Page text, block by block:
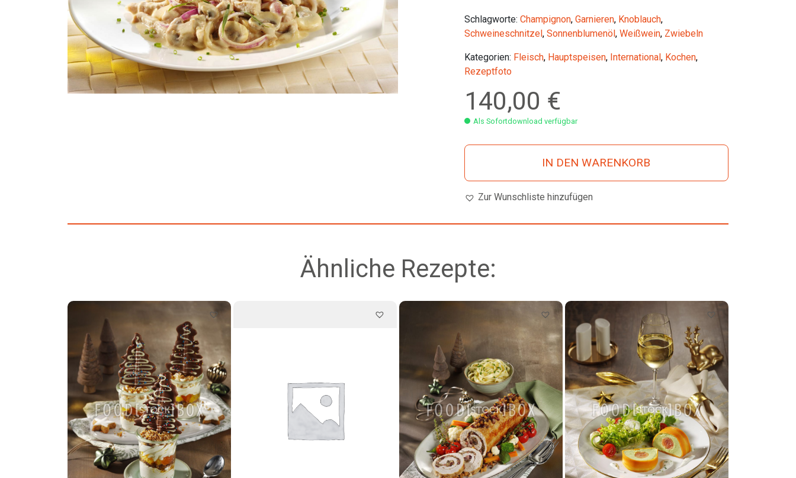
Schlagworte: Champignon, Garnieren, Knoblauch,
Schweineschnitzel , Sonnenblumenöl , Weißwein, Zwiebeln
Kategorien: Fleisch, Hauptspeisen, International , Kochen,
Rezeptfoto
140,00 €
Als Sofortdownload verfügbar
IN DEN WARENKORB
Zur Wunschliste hinzufügen
Ähnliche Rezepte: